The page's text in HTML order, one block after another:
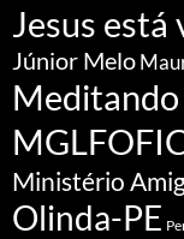
Jesus está
Júnior Melo
Ministério
Olinda-PE